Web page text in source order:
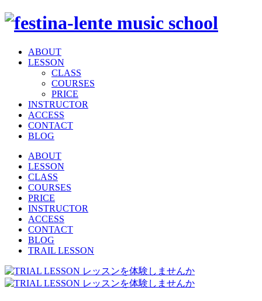
ABOUT
LESSON
CLASS
COURSES
PRICE
INSTRUCTOR
ACCESS
CONTACT
BLOG
ABOUT
LESSON
CLASS
COURSES
PRICE
INSTRUCTOR
ACCESS
CONTACT
BLOG
TRAIL LESSON